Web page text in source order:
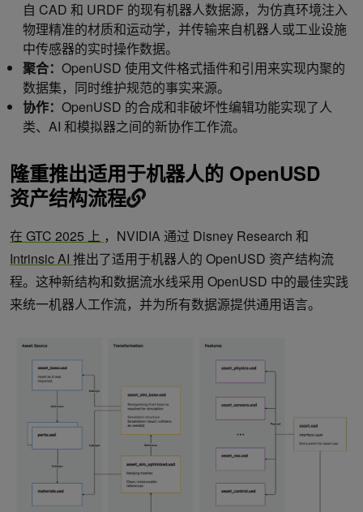
自 CAD 和 URDF 的现有机器人数据源，为仿真环境注入
物理精准的材质和运动学，并传输来自机器人或工业设施
中传感器的实时操作数据。
聚合： OpenUSD 使用文件格式插件和引用来实现内聚的
数据集，同时维护规范的事实来源。
协作： OpenUSD 的合成和非破坏性编辑功能实现了人
类、AI 和模拟器之间的新协作工作流。
隆重推出适用于机器人的 OpenUSD
资产结构流程
在 GTC 2025 上 ，NVIDIA 通过 Disney Research 和
Intrinsic AI 推出了适用于机器人的 OpenUSD 资产结构流
程。这种新结构和数据流水线采用 OpenUSD 中的最佳实践
来统一机器人工作流，并为所有数据源提供通用语言。